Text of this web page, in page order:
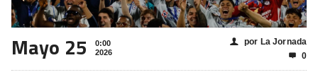
Mayo 25
0:00
2026
👤 por La Jornada
 0